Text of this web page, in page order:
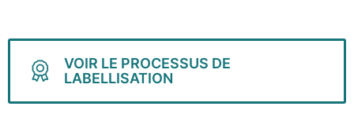
VOIR LE PROCESSUS DE
LABELLISATION